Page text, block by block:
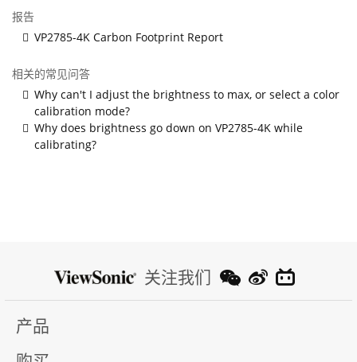
报告
VP2785-4K Carbon Footprint Report
相关的常见问答
Why can't I adjust the brightness to max, or select a color
calibration mode?
Why does brightness go down on VP2785-4K while
calibrating?
关注我们
产品